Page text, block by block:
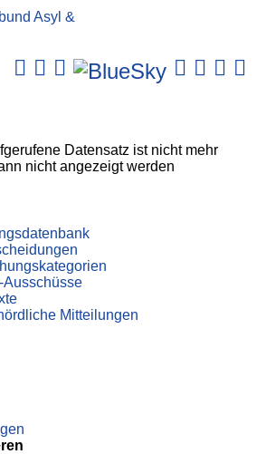
Datensatz ist nicht mehr
nicht angezeigt werden
Ausschüsse
Mitteilungen